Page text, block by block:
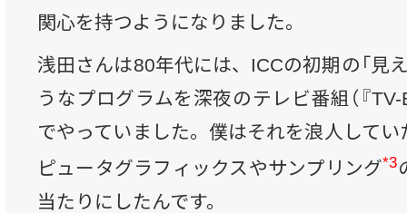
関心を持つようになりました。
浅田さんは80年代には、ICCの初期の「見
うなプログラムを深夜のテレビ番組（『TV-
でやっていました。僕はそれを浪人して
ピュータグラフィックスやサンプリング*3
当たりにしたんです。